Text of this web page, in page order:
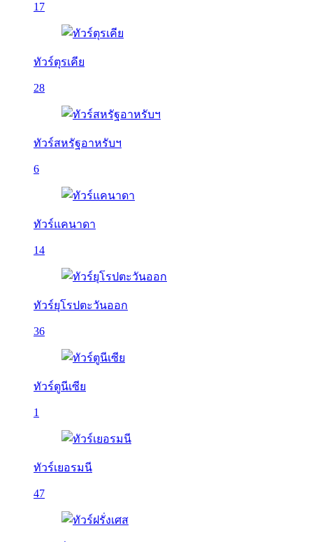
17
ทัวร์ตุรเคีย
28
ทัวร์สหรัฐอาหรับฯ
6
ทัวร์แคนาดา
14
ทัวร์ยุโรปตะวันออก
36
ทัวร์ตูนีเซีย
1
ทัวร์เยอรมนี
47